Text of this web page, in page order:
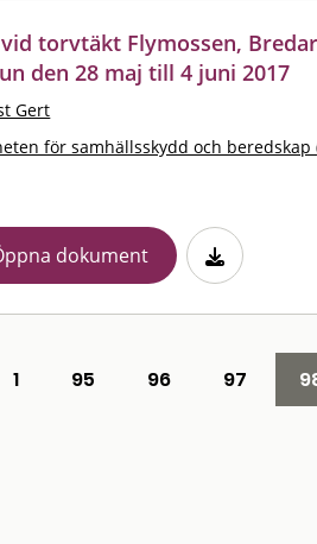
torvtäkt Flymossen,
den 28 maj till 4 juni 2017
Gert
för samhällsskydd och beredskap
dokument
1 95 96 97